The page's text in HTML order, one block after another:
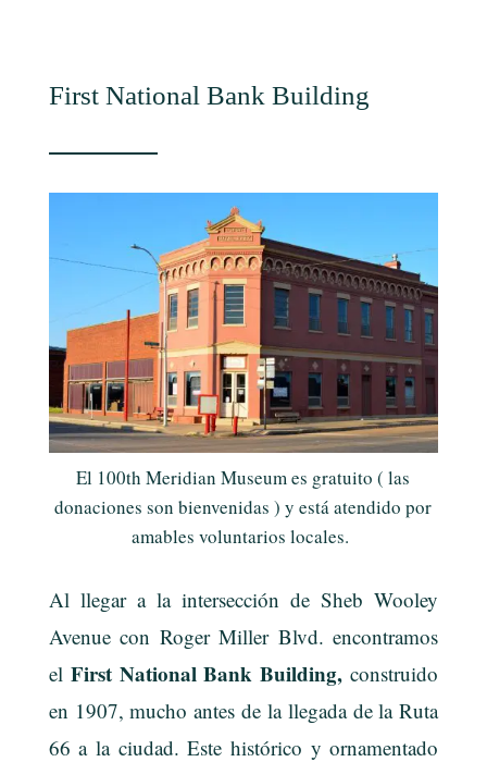
First National Bank Building
El 100th Meridian Museum es gratuito ( las
donaciones son bienvenidas ) y está atendido por
amables voluntarios locales.
Al llegar a la intersección de Sheb Wooley
Avenue con Roger Miller Blvd. encontramos
el First National Bank Building,construido
en 1907, mucho antes de la llegada de la Ruta
66 a la ciudad. Este histórico y ornamentado